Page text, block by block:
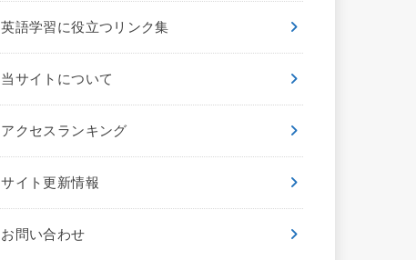
英語学習に役立つリンク集
当サイトについて
アクセスランキング
サイト更新情報
お問い合わせ